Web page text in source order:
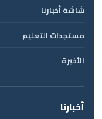
شاشة أخبارنا
مستجدات التعليم
الأخيرة
أخبارنا